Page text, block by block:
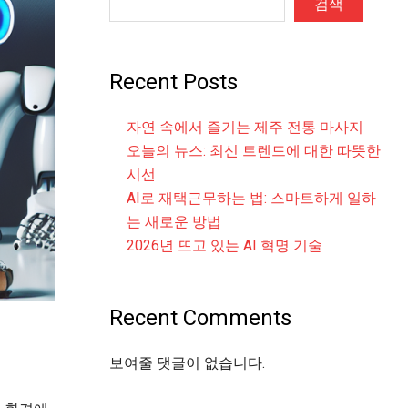
검색
Recent Posts
자연 속에서 즐기는 제주 전통 마사지
오늘의 뉴스: 최신 트렌드에 대한 따뜻한
시선
AI로 재택근무하는 법: 스마트하게 일하
는 새로운 방법
2026년 뜨고 있는 AI 혁명 기술
Recent Comments
보여줄 댓글이 없습니다.